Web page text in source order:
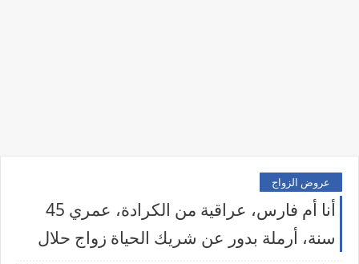
عروض الزواج
أنا أم فارس، عراقية من الكرادة، عمري 45
سنة، أرملة بدور عن شريك الحياة زواج حلال